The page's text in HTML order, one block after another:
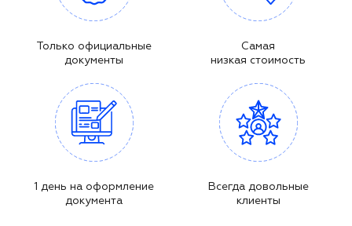
Только официальные
документы
Самая
низкая стоимость
1 день на оформление
документа
Всегда довольные
клиенты